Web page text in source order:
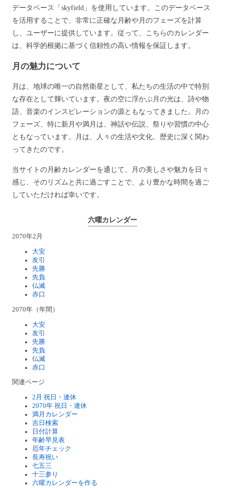
データベース「skyfield」を使用しています。このデータベース
を活用することで、非常に正確な月齢や月のフェーズを計算
し、ユーザーに提供しています。従って、こちらのカレンダー
は、科学的根拠に基づく信頼性の高い情報を保証します。
月の魅力について
月は、地球の唯一の自然衛星として、私たちの生活の中で特別
な存在として輝いています。夜の空に浮かぶ月の光は、詩や物
語、音楽のインスピレーションの源ともなってきました。月の
フェーズ、特に新月や満月は、神話や伝説、祭りや習慣の中心
ともなっています。月は、人々の生活や文化、歴史に深く関わ
ってきたのです。
当サイトの月齢カレンダーを通じて、月の美しさや魅力を日々
感じ、そのリズムと共に過ごすことで、より豊かな時間を過ご
していただければ幸いです。
六曜カレンダー
2070年2月
大安
友引
先勝
先負
仏滅
赤口
2070年（年間）
大安
友引
先勝
先負
仏滅
赤口
関連ページ
2月 祝日・連休
2070年 祝日・連休
満月カレンダー
吉日検索
日付計算
年齢早見表
厄年チェック
長寿祝い
七五三
十三参り
六曜カレンダーを作る